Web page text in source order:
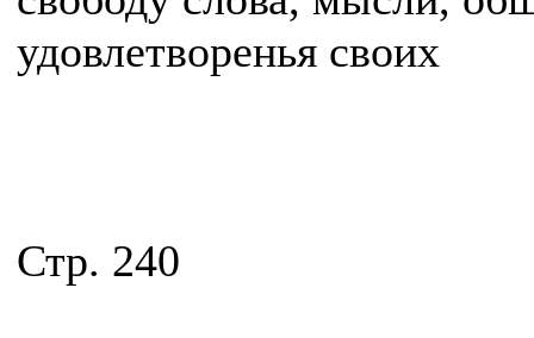
удовлетворенья своих
Стр. 240